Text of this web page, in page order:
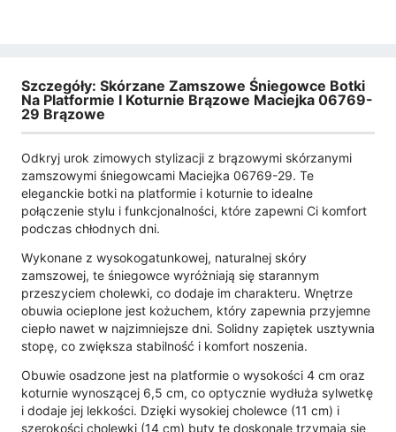
Szczegóły: Skórzane Zamszowe Śniegowce Botki
Na Platformie I Koturnie Brązowe Maciejka 06769-
29 Brązowe
Odkryj urok zimowych stylizacji z brązowymi skórzanymi
zamszowymi śniegowcami Maciejka 06769-29. Te
eleganckie botki na platformie i koturnie to idealne
połączenie stylu i funkcjonalności, które zapewni Ci komfort
podczas chłodnych dni.
Wykonane z wysokogatunkowej, naturalnej skóry
zamszowej, te śniegowce wyróżniają się starannym
przeszyciem cholewki, co dodaje im charakteru. Wnętrze
obuwia ocieplone jest kożuchem, który zapewnia przyjemne
ciepło nawet w najzimniejsze dni. Solidny zapiętek usztywnia
stopę, co zwiększa stabilność i komfort noszenia.
Obuwie osadzone jest na platformie o wysokości 4 cm oraz
koturnie wynoszącej 6,5 cm, co optycznie wydłuża sylwetkę
i dodaje jej lekkości. Dzięki wysokiej cholewce (11 cm) i
szerokości cholewki (14 cm) buty te doskonale trzymają się